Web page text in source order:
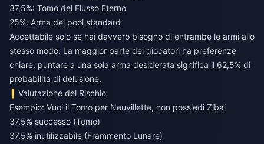
37,5%: Tomo del Flusso Eterno
25%: Arma del pool standard
Accettabile solo se hai davvero bisogno di entrambe le armi allo
stesso modo. La maggior parte dei giocatori ha preferenze
chiare: puntare a una sola arma desiderata significa il 62,5% di
probabilità di delusione.
Valutazione del Rischio
Esempio: Vuoi il Tomo per Neuvillette, non possiedi Zibai
37,5% successo (Tomo)
37,5% inutilizzabile (Frammento Lunare)